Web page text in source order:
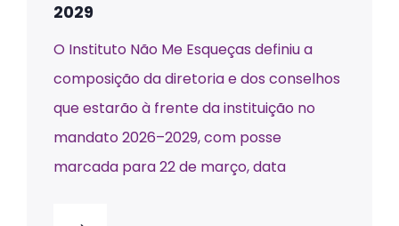
2029
O Instituto Não Me Esqueças definiu a
composição da diretoria e dos conselhos
que estarão à frente da instituição no
mandato 2026–2029, com posse
marcada para 22 de março, data